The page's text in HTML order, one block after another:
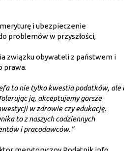
i ubezpieczenie
problemów w przyszłości,
związku obywateli z państwem i
prawa.
to nie tylko kwestia podatków, ale i
ją, akceptujemy gorsze
w zdrowie czy edukację.
to z naszych codziennych
i pracodawców.”